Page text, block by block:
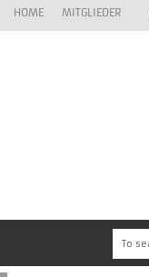
HOME MITGLIEDER